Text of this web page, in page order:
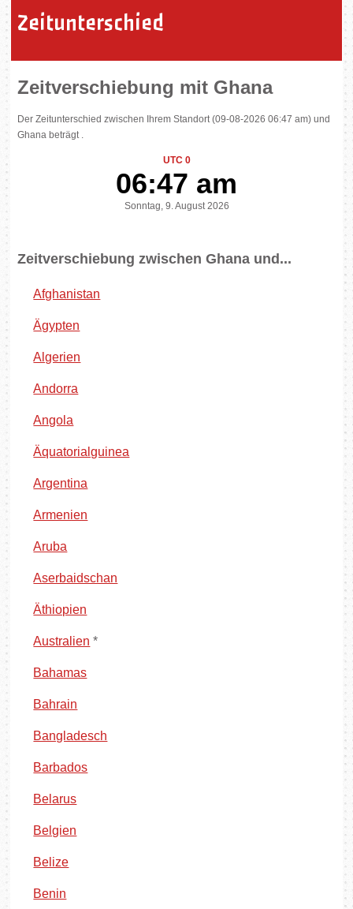
Zeitunterschied
Zeitverschiebung mit Ghana
Der Zeitunterschied zwischen Ihrem Standort (09-08-2026 06:47 am) und
Ghana beträgt .
UTC 0
06:47 am
Sonntag, 9. August 2026
Zeitverschiebung zwischen Ghana und...
Afghanistan
Ägypten
Algerien
Andorra
Angola
Äquatorialguinea
Argentina
Armenien
Aruba
Aserbaidschan
Äthiopien
Australien *
Bahamas
Bahrain
Bangladesch
Barbados
Belarus
Belgien
Belize
Benin